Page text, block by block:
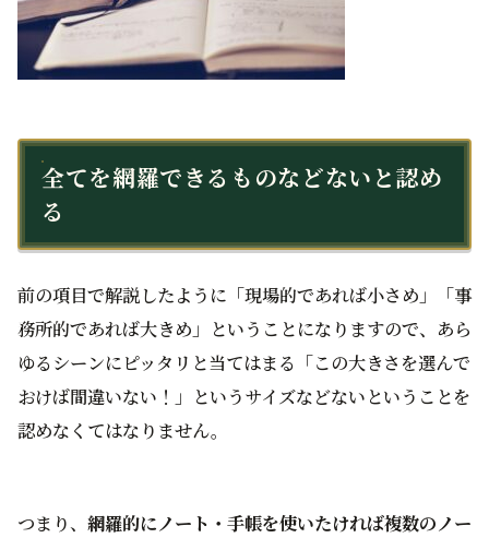
全てを網羅できるものなどないと認め
る
前の項目で解説したように「現場的であれば小さめ」「事
務所的であれば大きめ」ということになりますので、あら
ゆるシーンにピッタリと当てはまる「この大きさを選んで
おけば間違いない！」というサイズなどないということを
認めなくてはなりません。
つまり、 網羅的にノート・手帳を使いたければ複数のノー